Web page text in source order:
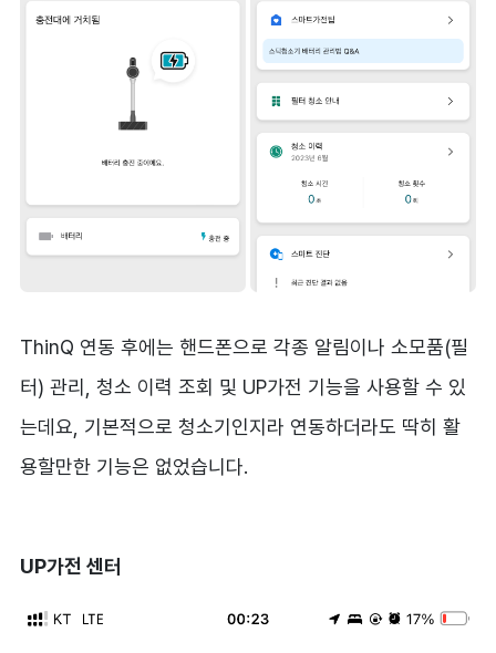
ThinQ 연동 후에는 핸드폰으로 각종 알림이나 소모품(필
터) 관리, 청소 이력 조회 및 UP가전 기능을 사용할 수 있
는데요, 기본적으로 청소기인지라 연동하더라도 딱히 활
용할만한 기능은 없었습니다.
UP가전 센터